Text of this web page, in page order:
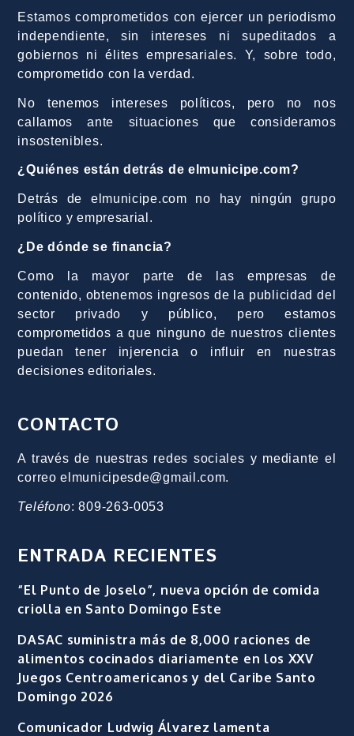
Estamos comprometidos con ejercer un periodismo
independiente, sin intereses ni supeditados a
gobiernos ni élites empresariales. Y, sobre todo,
comprometido con la verdad.
No tenemos intereses políticos, pero no nos
callamos ante situaciones que consideramos
insostenibles.
¿Quiénes están detrás de elmunicipe.com?
Detrás de elmunicipe.com no hay ningún grupo
político y empresarial.
¿De dónde se financia?
Como la mayor parte de las empresas de
contenido, obtenemos ingresos de la publicidad del
sector privado y público, pero estamos
comprometidos a que ninguno de nuestros clientes
puedan tener injerencia o influir en nuestras
decisiones editoriales.
CONTACTO
A través de nuestras redes sociales y mediante el
correo elmunicipesde@gmail.com.
Teléfono: 809-263-0053
ENTRADA RECIENTES
“El Punto de Joselo”, nueva opción de comida
criolla en Santo Domingo Este
DASAC suministra más de 8,000 raciones de
alimentos cocinados diariamente en los XXV
Juegos Centroamericanos y del Caribe Santo
Domingo 2026
Comunicador Ludwig Álvarez lamenta